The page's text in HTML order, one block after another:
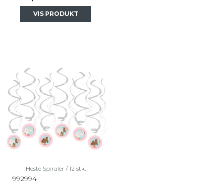
VIS PRODUKT
Heste Spiraler / 12 stk.
992994